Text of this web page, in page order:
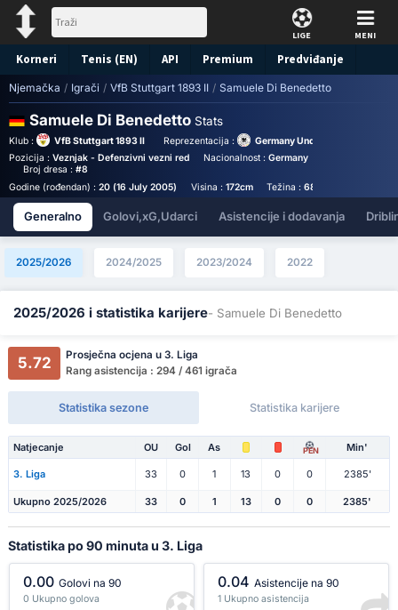
LIGE MENI
Korneri Tenis (EN) API Premium Predviđanje
Njemačka / Igrači / VfB Stuttgart 1893 II / Samuele Di Benedetto
Samuele Di Benedetto Stats
Klub : VfB Stuttgart 1893 II Reprezentacija :
Germany Under 19
Pozicija : Veznjak - Defenzivni vezni red Nacionalnost : Germany
Broj dresa : #8
Godine (rođendan) : 20 (16 July 2005) Visina : 172cm Težina :68kg
Generalno Golovi,xG,Udarci Asistencije i dodavanja
2025/2026 2024/2025 2023/2024 2022
2025/2026 i statistika karijere- Samuele Di Benedetto
5.72
Prosječna ocjena u 3. Liga
Rang asistencija : 294 / 461 igrača
Statistika sezone Statistika karijere
Natjecanje OU Gol As PEN Min'
3. Liga 33 0 1 13 0 0 2385'
Ukupno 2025/2026 33 0 1 13 0 0 2385'
Statistika po 90 minuta u 3. Liga
0.00 Golovi na 90
0 Ukupno golova
0.04 Asistencije na 90
1 Ukupno asistencija